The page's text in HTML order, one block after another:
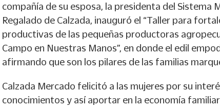
compañía de su esposa, la presidenta del Sistema
Regalado de Calzada, inauguró el “Taller para
productivas de las pequeñas productoras
Campo en Nuestras Manos”, en donde el edil
afirmando que son los pilares de las familias
Calzada Mercado felicitó a las mujeres por su
conocimientos y así aportar en la economía